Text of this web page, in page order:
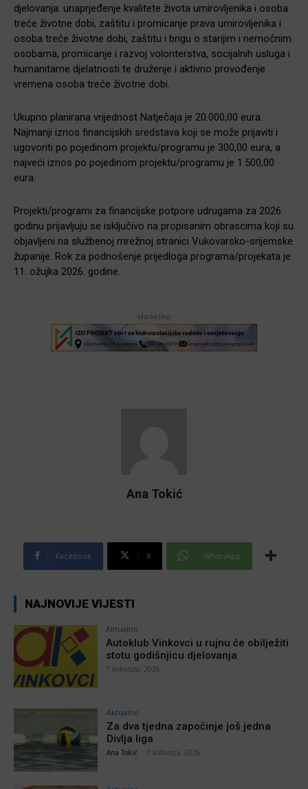
djelovanja: unaprjeđenje kvalitete života umirovljenika i osoba
treće životne dobi, zaštitu i promicanje prava umirovljenika i
osoba treće životne dobi, zaštitu i brigu o starijim i nemoćnim
osobama, promicanje i razvoj volonterstva, socijalnih usluga i
humanitarne djelatnosti te druženje i aktivno provođenje
vremena osoba treće životne dobi.
Ukupno planirana vrijednost Natječaja je 20.000,00 eura.
Najmanji iznos financijskih sredstava koji se može prijaviti i
ugovoriti po pojedinom projektu/programu je 300,00 eura, a
najveći iznos po pojedinom projektu/programu je 1.500,00
eura.
Projekti/programi za financijske potpore udrugama za 2026.
godinu prijavljuju se isključivo na propisanim obrascima koji su
objavljeni na službenoj mrežnoj stranici Vukovarsko-srijemske
županije. Rok za podnošenje prijedloga programa/projekata je
11. ožujka 2026. godine.
-Marketing-
Ana Tokić
Facebook X WhatsApp
NAJNOVIJE VIJESTI
Aktualno
Autoklub Vinkovci u rujnu će obilježiti
stotu godišnjicu djelovanja
7 kolovoza, 2026
Aktualno
Za dva tjedna započinje još jedna
Divlja liga
Ana Tokić 7 kolovoza, 2026